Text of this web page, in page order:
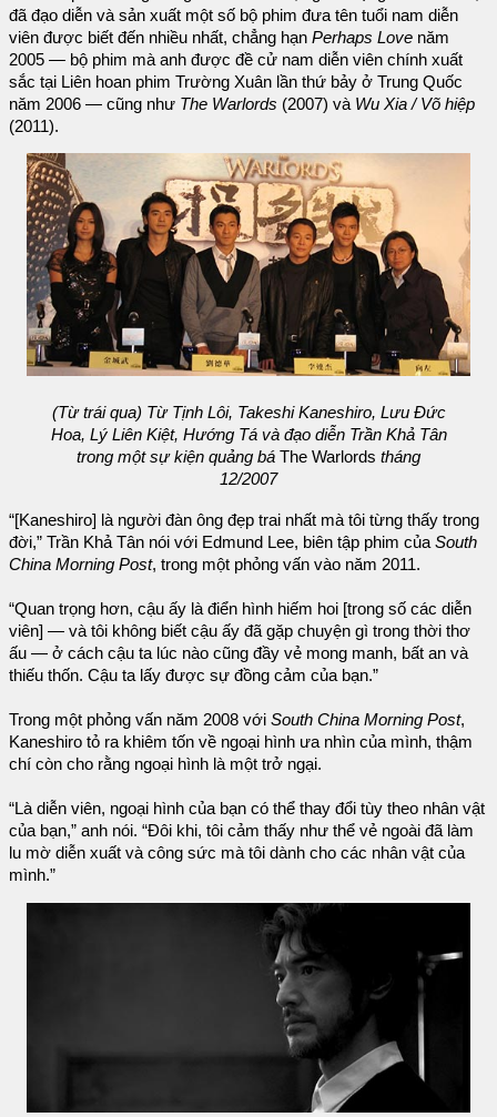
đã đạo diễn và sản xuất một số bộ phim đưa tên tuổi nam diễn
viên được biết đến nhiều nhất, chẳng hạn Perhaps Love năm
2005 — bộ phim mà anh được đề cử nam diễn viên chính xuất
sắc tại Liên hoan phim Trường Xuân lần thứ bảy ở Trung Quốc
năm 2006 — cũng như The Warlords (2007) và Wu Xia / Võ hiệp
(2011).
(Từ trái qua) Từ Tịnh Lôi, Takeshi Kaneshiro, Lưu Đức
Hoa, Lý Liên Kiệt, Hướng Tá và đạo diễn Trần Khả Tân
trong một sự kiện quảng bá The Warlords tháng
12/2007
“[Kaneshiro] là người đàn ông đẹp trai nhất mà tôi từng thấy trong
đời,” Trần Khả Tân nói với Edmund Lee, biên tập phim củaSouth
China Morning Post, trong một phỏng vấn vào năm 2011.
“Quan trọng hơn, cậu ấy là điển hình hiếm hoi [trong số các diễn
viên] — và tôi không biết cậu ấy đã gặp chuyện gì trong thời thơ
ấu — ở cách cậu ta lúc nào cũng đầy vẻ mong manh, bất an và
thiếu thốn. Cậu ta lấy được sự đồng cảm của bạn.”
Trong một phỏng vấn năm 2008 với South China Morning Post,
Kaneshiro tỏ ra khiêm tốn về ngoại hình ưa nhìn của mình, thậm
chí còn cho rằng ngoại hình là một trở ngại.
“Là diễn viên, ngoại hình của bạn có thể thay đổi tùy theo nhân vật
của bạn,” anh nói. “Đôi khi, tôi cảm thấy như thể vẻ ngoài đã làm
lu mờ diễn xuất và công sức mà tôi dành cho các nhân vật của
mình.”